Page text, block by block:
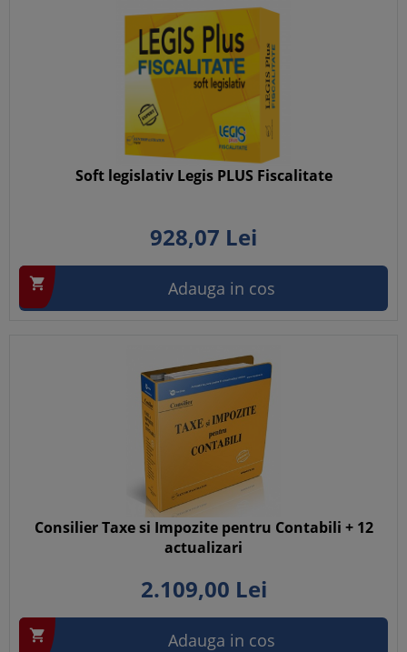
Soft legislativ Legis PLUS Fiscalitate
928,07 Lei
 Adauga in cos
Consilier Taxe si Impozite pentru Contabili + 12
actualizari
2.109,00 Lei
 Adauga in cos